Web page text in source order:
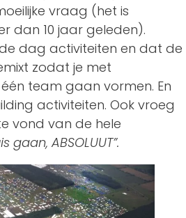
vraag (het is
dan 10 jaar geleden).
dag activiteiten en dat de
zodat je met
team gaan vormen. En
activiteiten. Ook vroeg
vond van de hele
gaan, ABSOLUUT”.